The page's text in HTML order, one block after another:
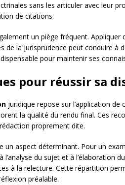
sans les articuler avec leur
de citations.
un piège fréquent.
de la jurisprudence peut conduire à
pour maintenir ses
pour réussir sa
juridique repose sur l’application
la qualité du rendu final. Ces
proprement dite.
un aspect déterminant. Pour un
du sujet et à l’élaboration
à la relecture. Cette répartition
préalable.